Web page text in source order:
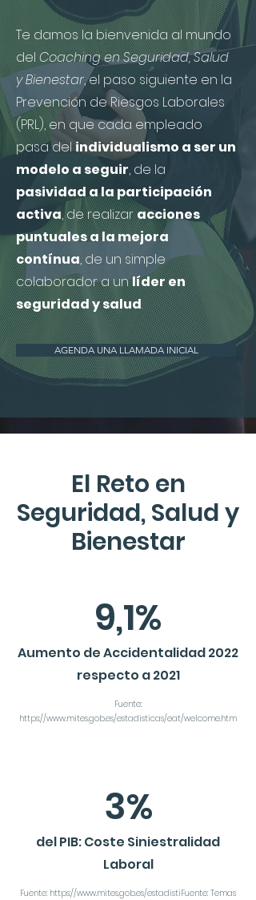
Te damos la bienvenida al mundo
del Coaching en Seguridad, Salud
y Bienestar, el paso siguiente en la
Prevención de Riesgos Laborales
(PRL), en que cada empleado
pasa del individualismo a ser un
modelo a seguir, de la
pasividad a la participación
activa, de realizaracciones
puntuales a la mejora
contínua, de un simple
colaborador a unlíder en
seguridad y salud.
AGENDA UNA LLAMADA INICIAL
El Reto en
Seguridad, Salud y
Bienestar
9,1%
Aumento de Accidentalidad 2022
respecto a 2021
Fuente:
https://www.mites.gob.es/estadisticas/eat/welcome.htm
3%
del PIB: Coste Siniestralidad
Laboral
Fuente: https://www.mites.gob.es/estadistiFuente: Temas